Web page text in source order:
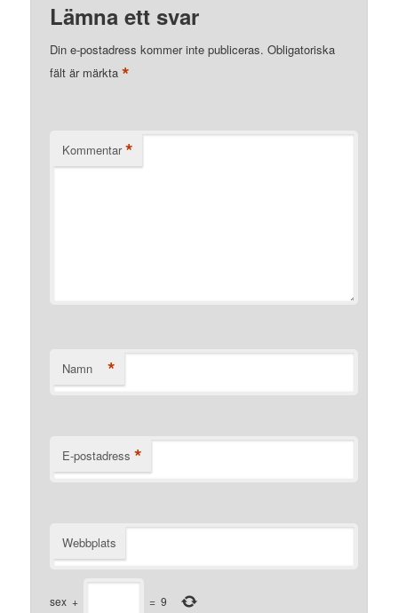
Lämna ett svar
Din e-postadress kommer inte publiceras. Obligatoriska
fält är märkta*
Kommentar *
Namn *
E-postadress *
Webbplats
sex + = 9